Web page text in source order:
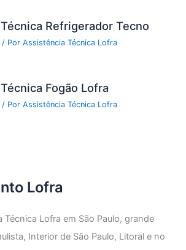
Refrigerador Tecno
/ PorAssistência Técnica Lofra
Fogão Lofra
/ PorAssistência Técnica Lofra
Lofra
Técnica Lofra em São Paulo, grande
Interior de São Paulo, Litoral e no